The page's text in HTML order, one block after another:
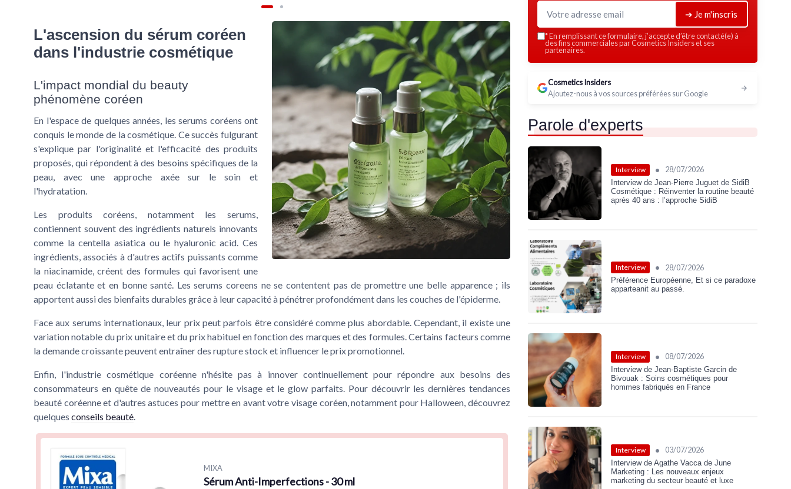
L'ascension du sérum coréen
dans l'industrie cosmétique
L'impact mondial du beauty
phénomène coréen
En l'espace de quelques années, les serums coréens ont
conquis le monde de la cosmétique. Ce succès fulgurant
s'explique par l'originalité et l'efficacité des produits
proposés, qui répondent à des besoins spécifiques de la
peau, avec une approche axée sur le soin et
l'hydratation.
Les produits coréens, notamment les serums,
contiennent souvent des ingrédients naturels innovants
comme lacentella asiaticaou le hyaluronic acid. Ces
ingrédients, associés à d'autres actifs puissants comme
la niacinamide, créent des formules qui favorisent une
peau éclatante et en bonne santé. Lesserums coreens ne se contentent pas de promettre une belle apparence ; ils
apportent aussi des bienfaits durables grâce à leur capacité à pénétrer profondément dans les couches de l'épiderme.
Face aux serums internationaux, leur prix peut parfois être considéré comme plus abordable. Cependant, il existe une
variation notable duprix unitaireet du prix habituel en fonction des marques et des formules. Certains facteurs comme
la demande croissante peuvent entraîner des rupture stock et influencer leprix promotionnel.
Enfin, l'industrie cosmétique coréenne n'hésite pas à innover continuellement pour répondre aux besoins des
consommateurs en quête de nouveautés pour le visageet leglow parfaits. Pour découvrir les dernières tendances
beauté coréenne et d'autres astuces pour mettre en avant votre visage coréen, notamment pour Halloween, découvrez
quelques conseils beauté.
MIXA
Sérum Anti-Imperfections - 30 ml
➔ Je m'inscris
*En remplissant ce formulaire, j’accepte d’être contacté(e) à
des fins commerciales par Cosmetics Insiders et ses
partenaires.
Cosmetics Insiders
Ajoutez-nous à vos sources préférées sur Google
Parole d'experts
Interview • 28/07/2026
Interview de Jean-Pierre Juguet de SidiB
Cosmétique : Réinventer la routine beauté
après 40 ans : l’approche SidiB
Interview • 28/07/2026
Préférence Européenne, Et si ce paradoxe
apparteanit au passé.
Interview • 08/07/2026
Interview de Jean-Baptiste Garcin de
Bivouak : Soins cosmétiques pour
hommes fabriqués en France
Interview • 03/07/2026
Interview de Agathe Vacca de June
Marketing : Les nouveaux enjeux
marketing du secteur beauté et luxe